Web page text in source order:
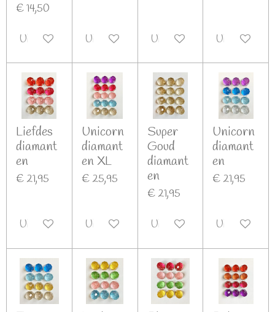
€ 14,50
Uitgeschakeld Uitgeschakeld Uitgeschakeld
Liefdes
diamant
en
€ 21,95
Uitgeschakeld
Unicorn
diamant
en XL
€ 25,95
Uitgeschakeld
Super
Goud
diamant
en
€ 21,95
Uitgeschakeld
Unicorn
diamant
en
€ 21,95